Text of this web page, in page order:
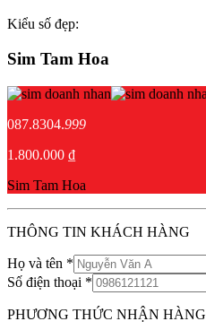
Kiểu số đẹp:
Sim Tam Hoa
087.8304.999
1.800.000 ₫
Sim Tam Hoa
THÔNG TIN KHÁCH HÀNG
Họ và tên *
Số điện thoại *
PHƯƠNG THỨC NHẬN HÀNG